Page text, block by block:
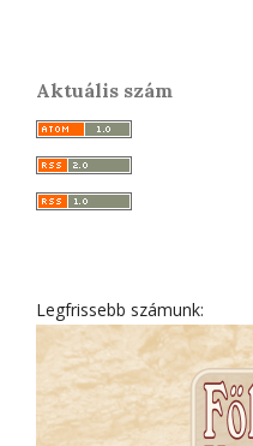
Aktuális szám
Legfrissebb számunk: